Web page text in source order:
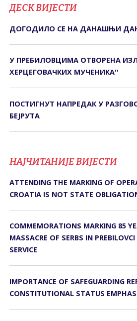
ДЕСК ВИЈЕСТИ
ДОГОДИЛО СЕ НА ДАНАШЊИ
У ПРЕБИЛОВЦИМА ОTВОРЕНА
ХЕРЦЕГОВАЧКИХ МУЧЕНИКА''
ПОСТИГНУТ НАПРЕДАК У
БЕЈРУТА
НАЈЧИТАНИЈЕ ВИЈЕСТИ
ATTENDING THE MARKING OF
CROATIA IS NOT STATE
COMMEMORATIONS MARKING 85
MASSACRE OF SERBS IN
SERVICE
IMPORTANCE OF SAFEGUARDING
CONSTITUTIONAL STATUS